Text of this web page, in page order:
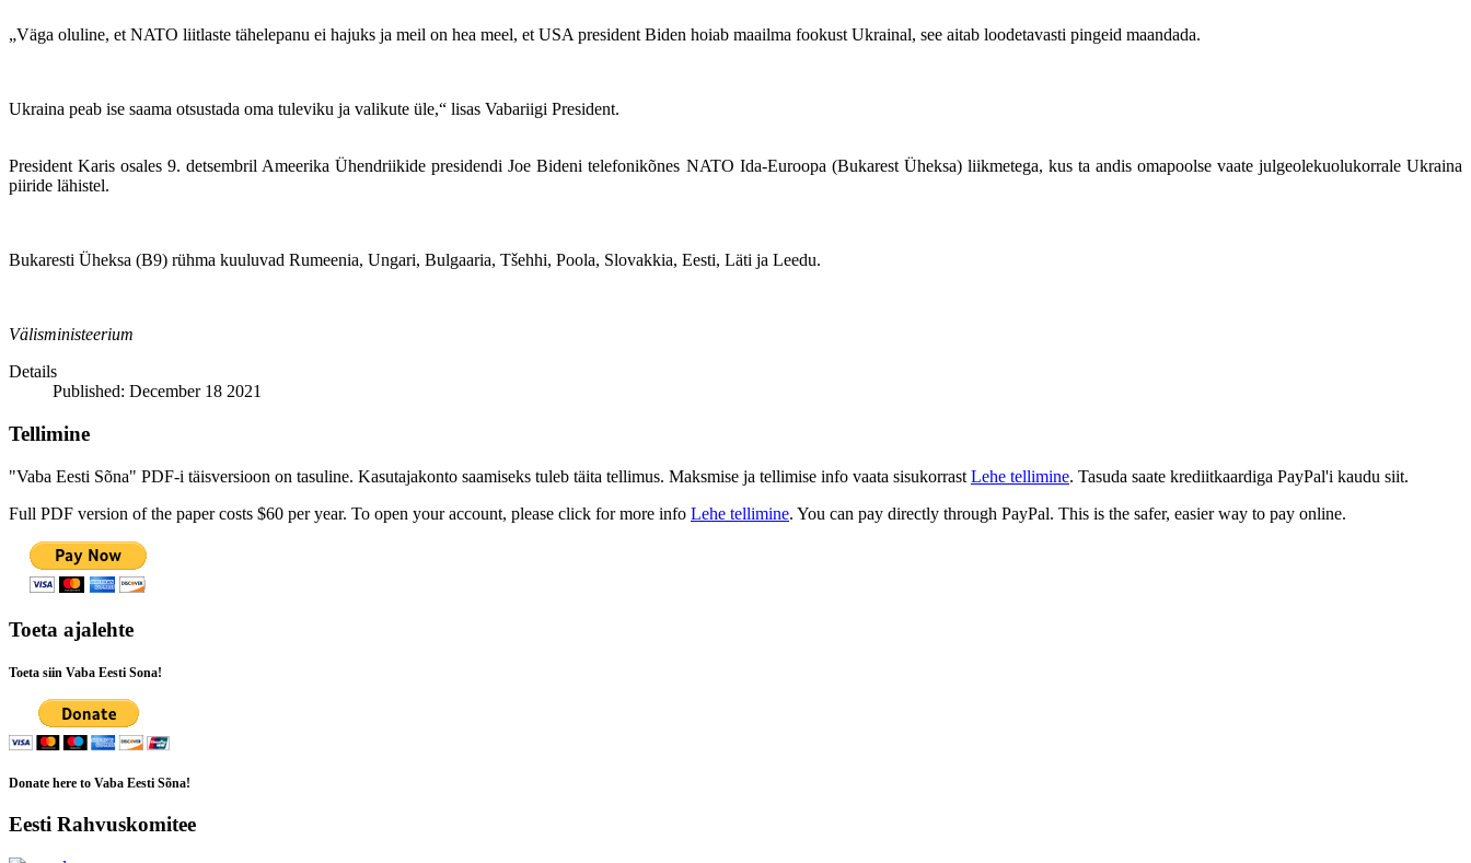
„Väga oluline, et NATO liitlaste tähelepanu ei hajuks ja meil on hea meel, et USA president Biden hoiab maailma fookust Ukrainal, see aitab loodetavasti pingeid maandada.
Ukraina peab ise saama otsustada oma tuleviku ja valikute üle,“ lisas Vabariigi President.
President Karis osales 9. detsembril Ameerika Ühendriikide presidendi Joe Bideni telefonikõnes NATO Ida-Euroopa (Bukarest Üheksa) liikmetega, kus ta andis omapoolse vaate julgeolekuolukorrale Ukraina
piiride lähistel.
Bukaresti Üheksa (B9) rühma kuuluvad Rumeenia, Ungari, Bulgaaria, Tšehhi, Poola, Slovakkia, Eesti, Läti ja Leedu.
Välisministeerium
Details
Published: December 18 2021
Tellimine
"Vaba Eesti Sõna" PDF-i täisversioon on tasuline. Kasutajakonto saamiseks tuleb täita tellimus. Maksmise ja tellimise info vaata sisukorrast Lehe tellimine. Tasuda saate krediitkaardiga PayPal'i kaudu siit.
Full PDF version of the paper costs $60 per year. To open your account, please click for more info Lehe tellimine. You can pay directly through PayPal. This is the safer, easier way to pay online.
Toeta ajalehte
Toeta siin Vaba Eesti Sona!
Donate here to Vaba Eesti Sõna!
Eesti Rahvuskomitee